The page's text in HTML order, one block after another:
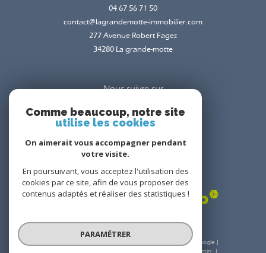
04 67 56 71 50
contact@lagrandemotte-immobilier.com
277 Avenue Robert Fages
34280 la grande-motte
Nous suivre sur
Adhérents
© 2026 | Tous droits réservés | Traduction powered by Google |
Admin
Comme beaucoup, notre site
utilise les cookies
On aimerait vous accompagner pendant
votre visite.
En poursuivant, vous acceptez l'utilisation des
cookies par ce site, afin de vous proposer des
contenus adaptés et réaliser des statistiques !
PARAMÉTRER